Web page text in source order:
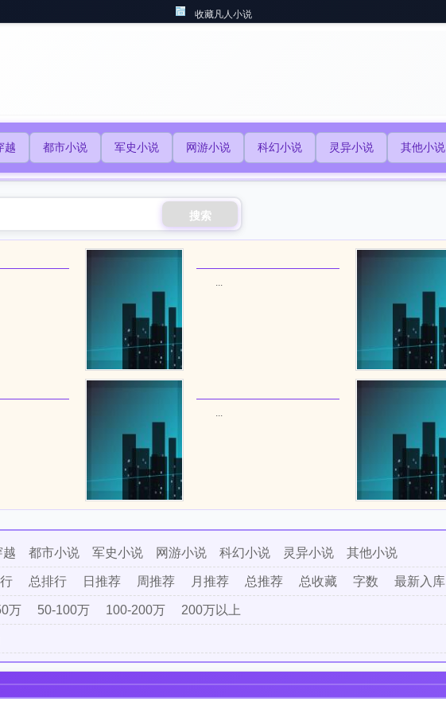
收藏凡人小说
越 都市小说 军史小说 网游小说 科幻小说 灵异小说 其他小说
搜索
...
...
越 都市小说 军史小说 网游小说 科幻小说 灵异小说 其他小说
总排行 日推荐 周推荐 月推荐 总推荐 总收藏 字数 最新入库
万 50-100万 100-200万 200万以上